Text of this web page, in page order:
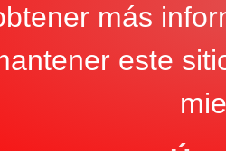
más
este